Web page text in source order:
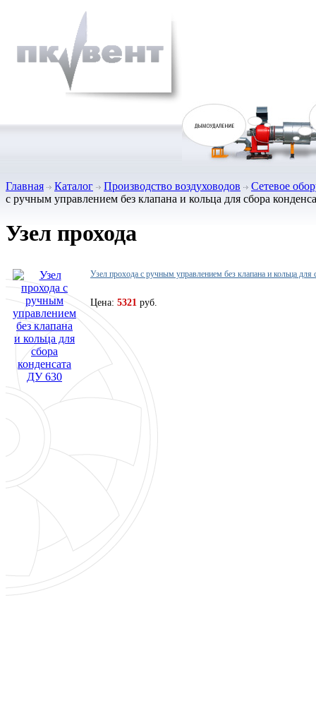
Главная Каталог Производство воздуховодов
Сетевое
с ручным управлением без клапана и кольца для сбора
Узел прохода
Узел прохода с ручным управлением без клапана и кольца для
Цена: 5321 руб.